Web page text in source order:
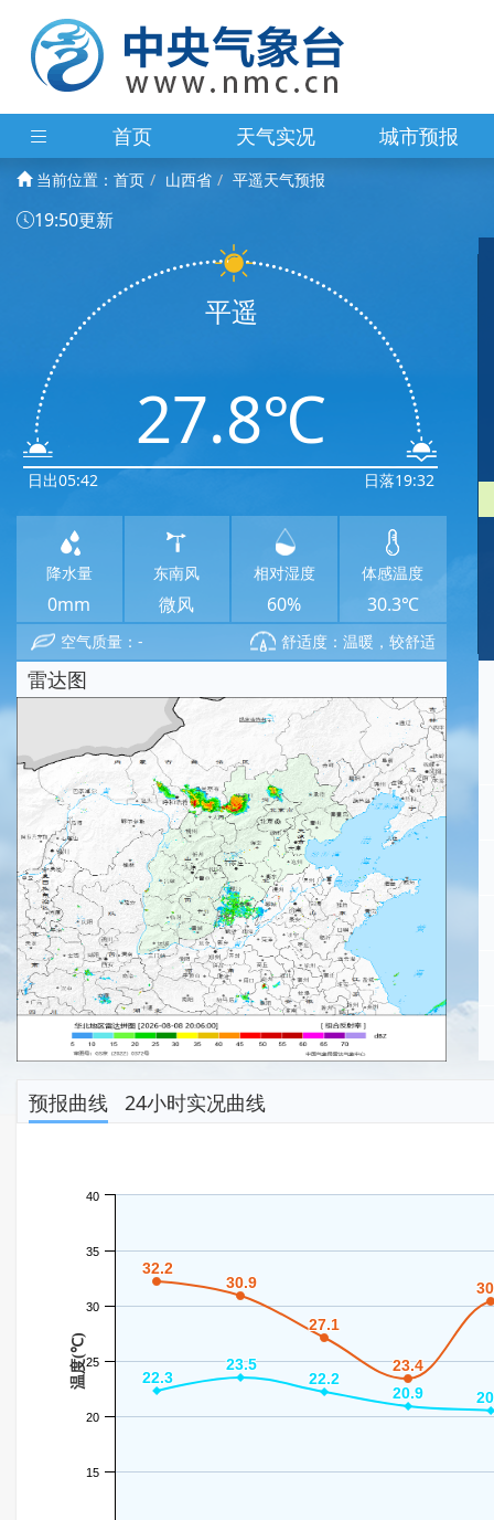
首页 天气实况 城市预报
当前位置： 首页 山西省 平遥天气预报
19:50更新
日出05:42
平遥
27.8℃
日落19:32
降水量
0mm
东南风
微风
相对湿度
60%
体感温度
30.3℃
空气质量：- 舒适度：温暖，较舒适
雷达图
预报曲线 24小时实况曲线
温度(℃)
32.2
32.2
30.9
30.9
27.1
27.1
23.4
23.4
22.3
22.3
23.5
23.5
22.2
22.2
20.9
20.9
15
20
25
30
35
40